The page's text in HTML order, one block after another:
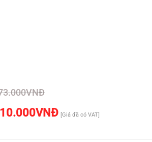
VNĐ
VNĐ [Giá đã có VAT]